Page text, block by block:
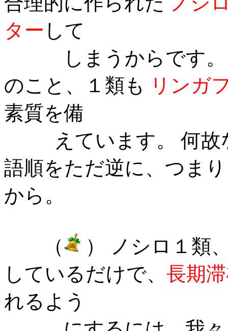
ター して
しまうからです
のこと、１類も
リンガ
素質を備
えています。 何故な
語順をただ逆に、つま
から。
（ ） ノシロ１類
しているだけで、 長期
れるよう